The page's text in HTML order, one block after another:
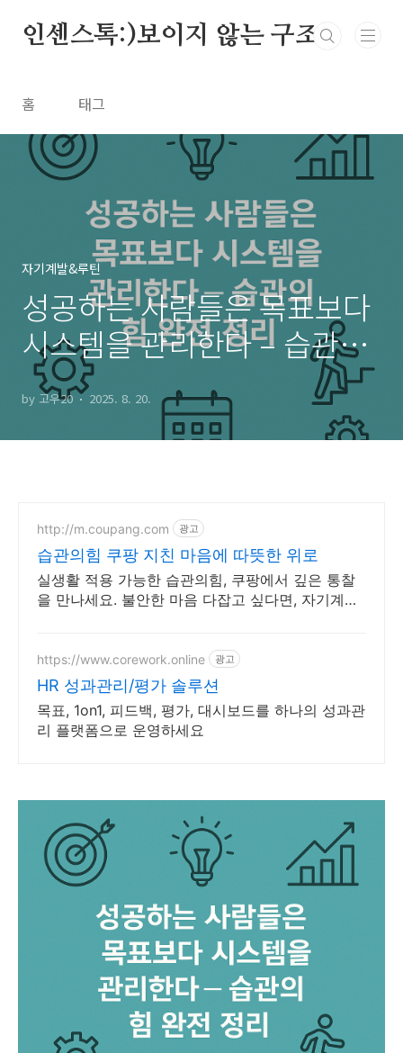
인센스톡:)보이지 않는 구조
홈 태그
자기계발&루틴
성공하는 사람들은 목표보다
시스템을 관리한다 – 습관의
힘 완전 정리
by 고우20 2025. 8. 20.
http://m.coupang.com 광고
습관의힘 쿠팡 지친 마음에 따뜻한 위로
실생활 적용 가능한 습관의힘, 쿠팡에서 깊은 통찰
을 만나세요. 불안한 마음 다잡고 싶다면, 자기계발
https://www.corework.online 광고
HR 성과관리/평가 솔루션
목표, 1on1, 피드백, 평가, 대시보드를 하나의 성과관
리 플랫폼으로 운영하세요